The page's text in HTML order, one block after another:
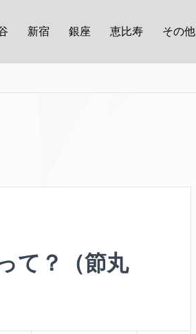
新宿 銀座 恵比寿 その他
て？（節丸